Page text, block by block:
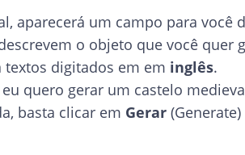
aparecerá um campo para você
o objeto que você quer
digitados em em inglês.
quero gerar um castelo
basta clicar em Gerar